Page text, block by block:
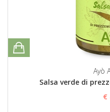
Ayò
Salsa verde di
€